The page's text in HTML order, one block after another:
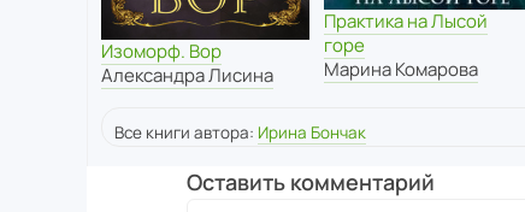
Изоморф. Вор
Александра Лисина
Практика на Лысой
горе
Марина Комарова
Все книги автора: Ирина Бончак
Оставить комментарий